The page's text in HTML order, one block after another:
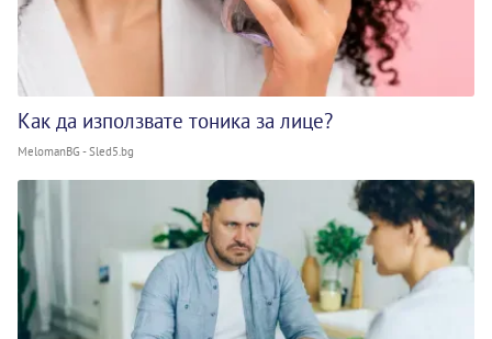
Как да използвате тоника за лице?
MelomanBG - Sled5.bg